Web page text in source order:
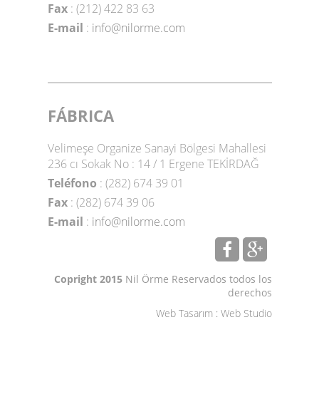
Fax: (212) 422 83 63
E-mail : info@nilorme.com
FÁBRICA
Velimeşe Organize Sanayi Bölgesi Mahallesi
236 cı Sokak No : 14 / 1 Ergene TEKİRDAĞ
Teléfono : (282) 674 39 01
Fax: (282) 674 39 06
E-mail : info@nilorme.com
Copright 2015Nil Örme Reservados todos los
derechos
Web Tasarım: Web Studio